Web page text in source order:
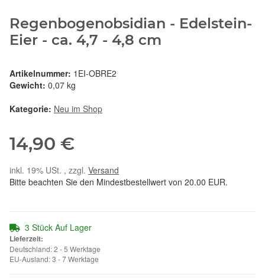
Regenbogenobsidian - Edelstein-
Eier - ca. 4,7 - 4,8 cm
Artikelnummer: 1EI-OBRE2
Gewicht: 0,07 kg
Kategorie: Neu im Shop
14,90 €
inkl. 19% USt. , zzgl. Versand
Bitte beachten Sie den Mindestbestellwert von 20.00 EUR.
3 Stück Auf Lager
Lieferzeit:
Deutschland: 2 - 5 Werktage
EU-Ausland: 3 - 7 Werktage